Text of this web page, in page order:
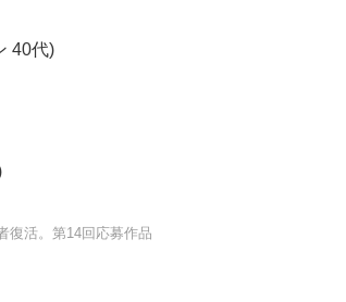
40代)
復活。第14回応募作品